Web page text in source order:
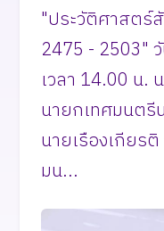
"ประวัติศาสตร์
2475 - 2503"
เวลา 14.00 น
นายกเทศมนต
นายเรืองเกียร
มน...